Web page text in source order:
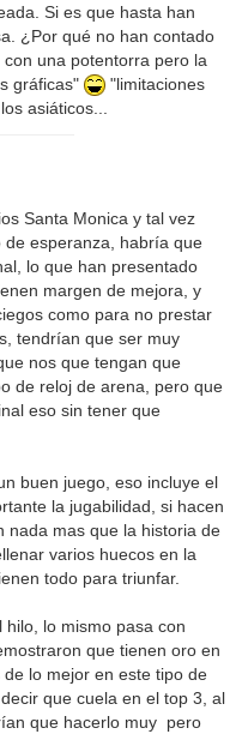
Si es que hasta han
¿Por qué no han contado
una potentorra pero la
gráficas"
"limitaciones
asiáticos...
Santa Monica y tal vez
esperanza, habría que
lo que han presentado
margen de mejora, y
como para no prestar
tendrían que ser muy
nos que tengan que
de reloj de arena, pero que
eso sin tener que
buen juego, eso incluye el
la jugabilidad, si hacen
nada mas que la historia de
varios huecos en la
todo para triunfar.
lo mismo pasa con
que tienen oro en
lo mejor en este tipo de
que cuela en el top 3, al
que hacerlo muy pero